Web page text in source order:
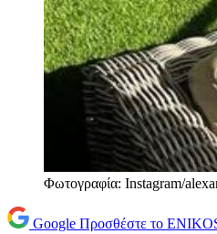
Φωτογραφία: Instagram/
Google Προσθέστε το